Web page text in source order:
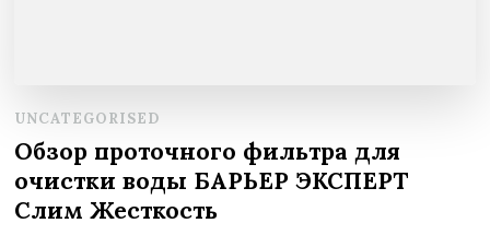
UNCATEGORISED
Обзор проточного фильтра для
очистки воды БАРЬЕР ЭКСПЕРТ
Слим Жесткость